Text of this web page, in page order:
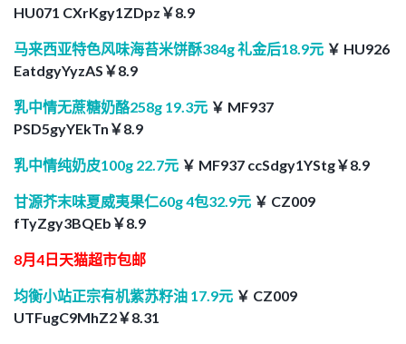
HU071 CXrKgy1ZDpz￥8.9
马来西亚特色风味海苔米饼酥384g 礼金后18.9元 ￥ HU926
EatdgyYyzAS￥8.9
乳中情无蔗糖奶酪258g 19.3元 ￥ MF937
PSD5gyYEkTn￥8.9
乳中情纯奶皮100g 22.7元 ￥ MF937 ccSdgy1YStg￥8.9
甘源芥末味夏威夷果仁60g 4包32.9元 ￥ CZ009
fTyZgy3BQEb￥8.9
8月4日天猫超市包邮
均衡小站正宗有机紫苏籽油 17.9元 ￥ CZ009
UTFugC9MhZ2￥8.31